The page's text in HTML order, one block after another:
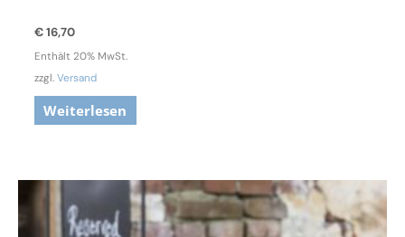
€16,70
Enthält 20% MwSt.
zzgl.Versand
Weiterlesen